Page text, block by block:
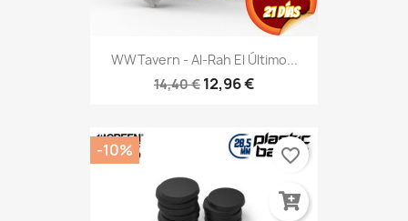
WWTavern - Al-Rah El Último...
14,40 € 12,96 €
-10% favorite_border